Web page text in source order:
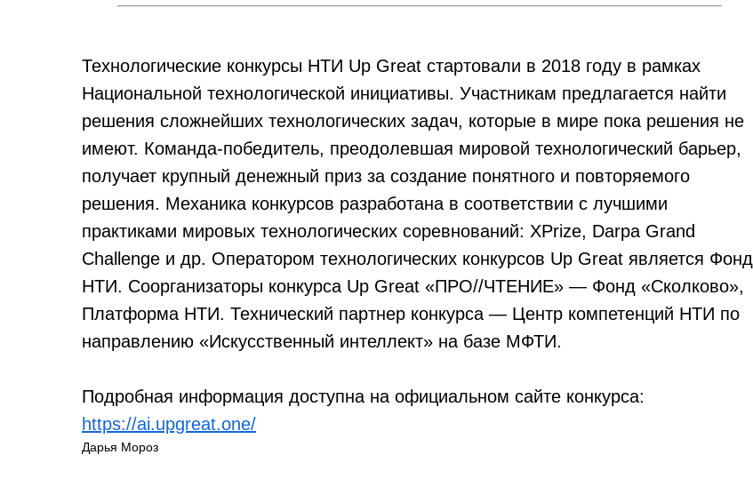
Технологические конкурсы НТИ Up Great стартовали в 2018 году в рамках
Национальной технологической инициативы. Участникам предлагается найти
решения сложнейших технологических задач, которые в мире пока решения не
имеют. Команда-победитель, преодолевшая мировой технологический барьер,
получает крупный денежный приз за создание понятного и повторяемого
решения. Механика конкурсов разработана в соответствии с лучшими
практиками мировых технологических соревнований: XPrize, Darpa Grand
Challenge и др. Оператором технологических конкурсов Up Great является Фонд
НТИ. Соорганизаторы конкурса Up Great «ПРО//ЧТЕНИЕ» — Фонд «Сколково»,
Платформа НТИ. Технический партнер конкурса — Центр компетенций НТИ по
направлению «Искусственный интеллект» на базе МФТИ.
Подробная информация доступна на официальном сайте конкурса:
https://ai.upgreat.one/
Дарья Мороз